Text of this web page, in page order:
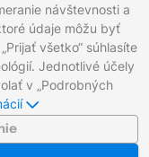
dni 8:00 - 16:30
gigaprint.sk
návštevnosti a
údaje môžu byť
všetko“ súhlasíte
Jednotlivé účely
v „Podrobných